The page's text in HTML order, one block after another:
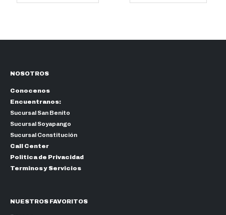
$36.00
NOSOTROS
Conocenos
Encuentranos:
Sucursal San Benito
Sucursal Soyapango
Sucursal Constitución
Call Center
Politica de Privacidad
Terminos y Servicios
NUESTROS FAVORITOS